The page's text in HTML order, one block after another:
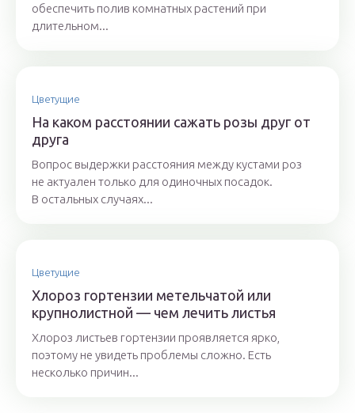
обеспечить полив комнатных растений при
длительном...
Цветущие
На каком расстоянии сажать розы друг от
друга
Вопрос выдержки расстояния между кустами роз
не актуален только для одиночных посадок.
В остальных случаях...
Цветущие
Хлороз гортензии метельчатой или
крупнолистной — чем лечить листья
Хлороз листьев гортензии проявляется ярко,
поэтому не увидеть проблемы сложно. Есть
несколько причин...